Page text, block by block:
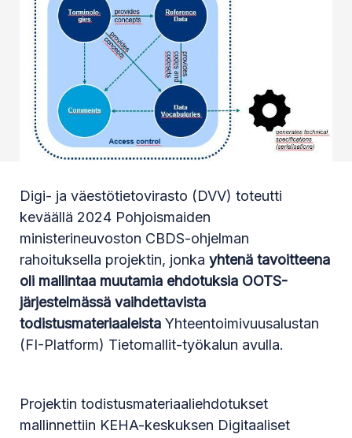
Digi- ja väestötietovirasto (DVV) toteutti
keväällä 2024 Pohjoismaiden
ministerineuvoston CBDS-ohjelman
rahoituksella projektin, jonka yhtenä tavoitteena
oli mallintaa muutamia ehdotuksia OOTS-
järjestelmässä vaihdettavista
todistusmateriaaleista Yhteentoimivuusalustan
(FI-Platform) Tietomallit-työkalun avulla.
Projektin todistusmateriaaliehdotukset
mallinnettiin KEHA-keskuksen Digitaaliset